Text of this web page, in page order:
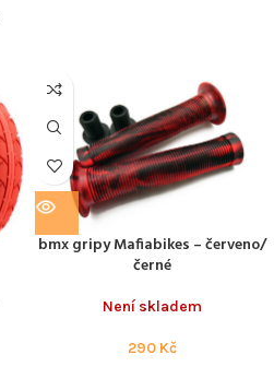
bmx gripy Mafiabikes – červeno/
černé
Není skladem
290 Kč